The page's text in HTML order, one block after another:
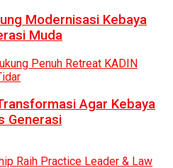
Modernisasi Kebaya
Muda
Agar Kebaya
Generasi